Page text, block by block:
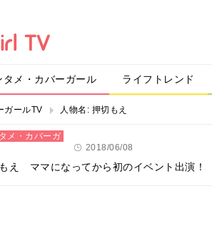
タメ・カバーガール ライフトレンド
ガールTV 人物名: 押切もえ
メ・カバーガ
2018/06/08
え ママになってから初のイベント出演！